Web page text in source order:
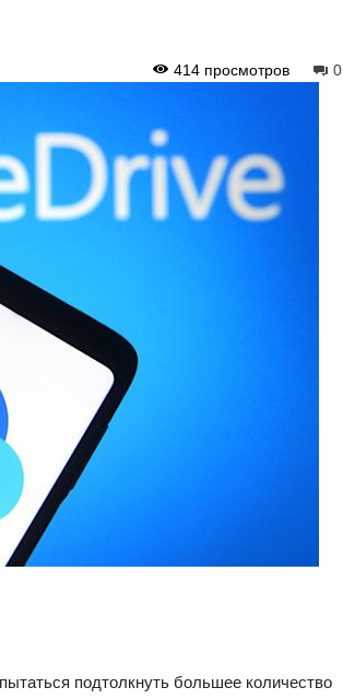
0
414 просмотров
подтолкнуть большее количество